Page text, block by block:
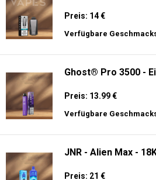
Preis: 14 €
Verfügbare
Ghost® Pro 3500 -
Preis: 13.99 €
Verfügbare
JNR - Alien Max -
Preis: 21 €